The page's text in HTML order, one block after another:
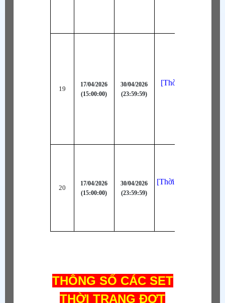
19
17/04/2026
(15:00:00)
30/04/2026
(23:59:59)
[Thời Trang Bậc
20
17/04/2026
(15:00:00)
30/04/2026
(23:59:59)
[Thời Trang META]
THÔNG SỐ CÁC SET
THỜI TRANG ĐỢT